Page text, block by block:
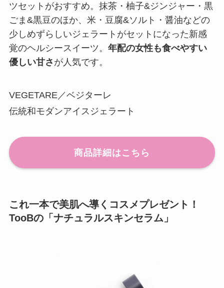
ツセットがおすすめ。抹茶・柚子&ジンジャー・黒
ごま&黒豆のほか、米・豆腐&ソルト・醤油などの
少しめずらしいジェラートがセットになった新感
覚のヘルシースイーツ。 年配の女性も食べやすい
優しい甘さ が人気です。
VEGETARE／ベジターレ
伝統和モダンアイスジェラート
商品詳細はこちら
これ一本で美肌へ導くコスメプレゼント！
TooBの「ナチュラルスキンセラム」